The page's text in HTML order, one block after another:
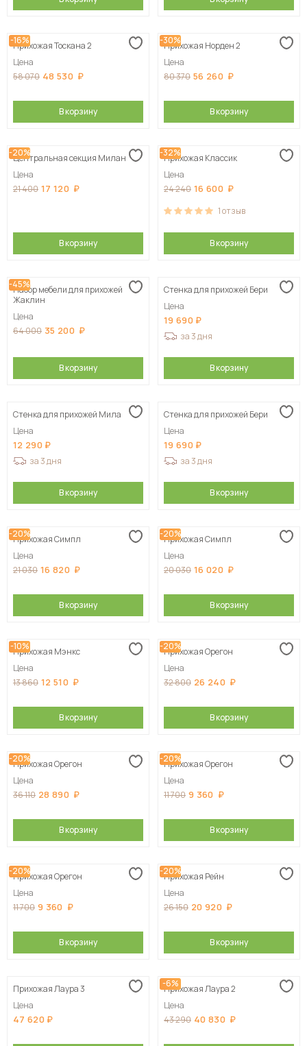
-16%
Прихожая Тоскана 2
Цена
58 070 48 530
В корзину
-30%
Прихожая Норден 2
Цена
80 370 56 260
В корзину
-20%
Центральная секция Милан
Цена
21 400 17 120
В корзину
-32%
Прихожая Классик
Цена
24 240 16 600
1отзыв
В корзину
-45%
Набор мебели для прихожей
Жаклин
Цена
64 000 35 200
В корзину
Стенка для прихожей Бери
Цена
19 690
за 3 дня
В корзину
Стенка для прихожей Мила
Цена
12 290
за 3 дня
В корзину
Стенка для прихожей Бери
Цена
19 690
за 3 дня
В корзину
-20%
Прихожая Симпл
Цена
21 030 16 820
В корзину
-20%
Прихожая Симпл
Цена
20 030 16 020
В корзину
-10%
Прихожая Мэнкс
Цена
13 860 12 510
В корзину
-20%
Прихожая Орегон
Цена
32 800 26 240
В корзину
-20%
Прихожая Орегон
Цена
36 110 28 890
В корзину
-20%
Прихожая Орегон
Цена
11 700 9 360
В корзину
-20%
Прихожая Орегон
Цена
11 700 9 360
В корзину
-20%
Прихожая Рейн
Цена
26 150 20 920
В корзину
Прихожая Лаура 3
Цена
47 620
-6%
Прихожая Лаура 2
Цена
43 290 40 830